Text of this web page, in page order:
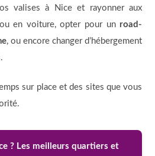
valises à Nice et rayonner aux
en voiture, opter pour un road-
, ou encore changer d’hébergement
sur place et des sites que vous
? Les meilleurs quartiers et